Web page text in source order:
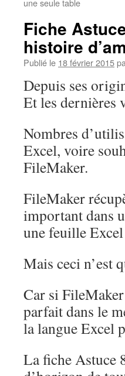
une seule table
Fiche
histoire
Publié le 18 février 2015
Depuis ses
Et les dernières
Nombres
Excel, voire
FileMaker.
FileMaker
important dans
une feuille
Mais ceci n’est
Car si
parfait dans le
la langue Excel
La fiche Astuce